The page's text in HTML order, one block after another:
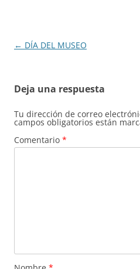
Navegación
← DÍA DEL MUSEO
Deja una respuesta
Tu dirección de correo
campos obligatorios están
Comentario *